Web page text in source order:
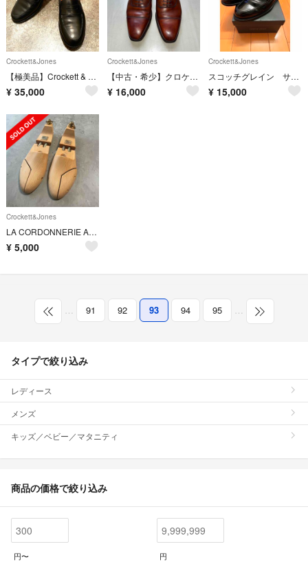
Crockett&Jones
【極美品】Crockett & Jones ローファー 8E
¥ 35,000
Crockett&Jones
【中古・希少】クロケット&ジョーンズ✖️ships サイズ：6 1/2
¥ 16,000
Crockett&Jones
スコッチグレイン サドルローファー 24cm
¥ 15,000
Crockett&Jones
LA CORDONNERIE ANGLAISE 40サイズ 最終値下げ送料込み
¥ 5,000
… 91 92 93 94 95 …
タイプで絞り込み
レディース
メンズ
キッズ／ベビー／マタニティ
商品の価格で絞り込み
円〜 円